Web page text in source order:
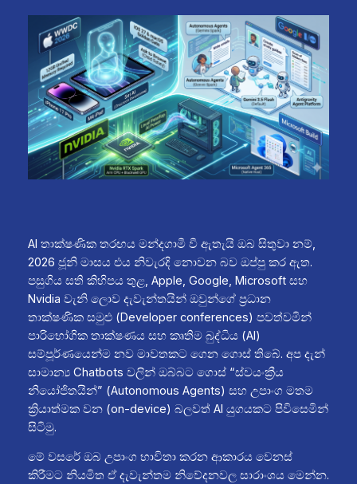
AI තාක්ෂණික තරඟය මන්දගාමී වී ඇතැයි ඔබ සිතුවා නම්,
2026 ජූනි මාසය එය නිවැරදි නොවන බව ඔප්පු කර ඇත.
පසුගිය සති කිහිපය තුළ, Apple, Google, Microsoft සහ
Nvidia වැනි ලොව දැවැන්තයින් ඔවුන්ගේ ප්‍රධාන
තාක්ෂණික සමුළු (Developer conferences) පවත්වමින්
පාරිභෝගික තාක්ෂණය සහ කෘතිම බුද්ධිය (AI)
සම්පූර්ණයෙන්ම නව මාවතකට ගෙන ගොස් තිබේ. අප දැන්
සාමාන්‍ය Chatbots වලින් ඔබ්බට ගොස් “ස්වයංක්‍රීය
නියෝජිතයින්” (Autonomous Agents) සහ උපාංග මතම
ක්‍රියාත්මක වන (on-device) බලවත් AI යුගයකට පිවිසෙමින්
සිටිමු.
මේ වසරේ ඔබ උපාංග භාවිතා කරන ආකාරය වෙනස්
කිරීමට නියමිත ඒ දැවැන්තම නිවේදනවල සාරාංශය මෙන්න.